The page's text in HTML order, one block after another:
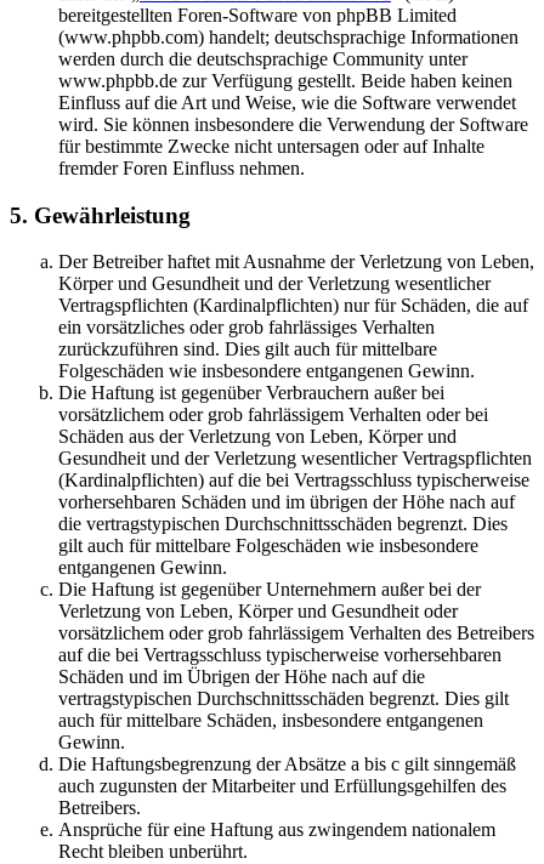
bereitgestellten Foren-Software von phpBB Limited
(www.phpbb.com) handelt; deutschsprachige Informationen
werden durch die deutschsprachige Community unter
www.phpbb.de zur Verfügung gestellt. Beide haben keinen
Einfluss auf die Art und Weise, wie die Software verwendet
wird. Sie können insbesondere die Verwendung der Software
für bestimmte Zwecke nicht untersagen oder auf Inhalte
fremder Foren Einfluss nehmen.
5. Gewährleistung
Der Betreiber haftet mit Ausnahme der Verletzung von Leben,
Körper und Gesundheit und der Verletzung wesentlicher
Vertragspflichten (Kardinalpflichten) nur für Schäden, die auf
ein vorsätzliches oder grob fahrlässiges Verhalten
zurückzuführen sind. Dies gilt auch für mittelbare
Folgeschäden wie insbesondere entgangenen Gewinn.
Die Haftung ist gegenüber Verbrauchern außer bei
vorsätzlichem oder grob fahrlässigem Verhalten oder bei
Schäden aus der Verletzung von Leben, Körper und
Gesundheit und der Verletzung wesentlicher Vertragspflichten
(Kardinalpflichten) auf die bei Vertragsschluss typischerweise
vorhersehbaren Schäden und im übrigen der Höhe nach auf
die vertragstypischen Durchschnittsschäden begrenzt. Dies
gilt auch für mittelbare Folgeschäden wie insbesondere
entgangenen Gewinn.
Die Haftung ist gegenüber Unternehmern außer bei der
Verletzung von Leben, Körper und Gesundheit oder
vorsätzlichem oder grob fahrlässigem Verhalten des Betreibers
auf die bei Vertragsschluss typischerweise vorhersehbaren
Schäden und im Übrigen der Höhe nach auf die
vertragstypischen Durchschnittsschäden begrenzt. Dies gilt
auch für mittelbare Schäden, insbesondere entgangenen
Gewinn.
Die Haftungsbegrenzung der Absätze a bis c gilt sinngemäß
auch zugunsten der Mitarbeiter und Erfüllungsgehilfen des
Betreibers.
Ansprüche für eine Haftung aus zwingendem nationalem
Recht bleiben unberührt.